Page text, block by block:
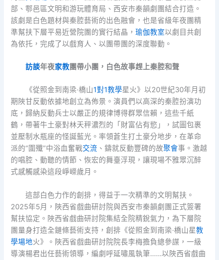
部、鄠邑區文明和游玩體育局、西安市秦韻劇團結合打造。
該劇是白色題材與秦腔藝術的出色融會，也是省級年夜團精
準幫扶下層平易近營院團的實行結晶，瑜伽教室以劇目共創
為依托，完成了以戲育人、以團帶團的深度聯動。
訪談年夜家教團帶小團， 白色故事趕上秦腔和聲
《從照金到南梁·橋山1對1教學星火》以20世紀30年月初
期陜甘反動依據地創立為佈景。演員們以高深的秦腔扮演功
底，歸納反動兵士以嚴正的規律博得群眾信賴，這些千紙
鶴，帶著牛土豪對林天秤濃烈的「財富佔有慾」，試圖包裹
並壓制水瓶座的怪誕藍光。率領蒼生打土豪分地步，在革命
派的“圍殲”中浴血奮戰交流 、鑄就反動豐碑的故聚會事。激越
的唱腔、動聽的情節、恢宏的舞臺浮現，讓現場不雅眾沉醉
式感觸感染這段崢嶸歲月。
這部白色力作的創排，得益于一次精準的文明幫扶。
2025年5月，陜西省戲曲研討院與西安市秦韻劇團正式簽署
幫扶協定。陜西省戲曲研討院集結全院精銳氣力，為下層院
團量身打造全鏈條藝術支持，創排《從照金到南梁·橋山星教
學場地火》。陜西省戲曲研討院院長李梅擔負總參謀，一級
導演楊君出任藝術領導，編劇呼延嘯風執筆……以陜西省戲曲